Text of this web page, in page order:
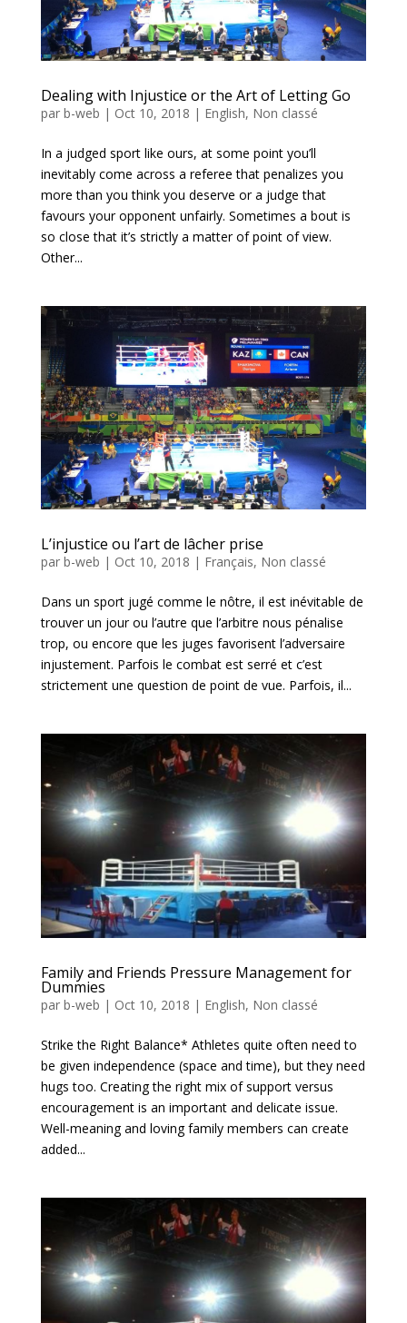
Dealing with Injustice or the Art of Letting Go
par b-web | Oct 10, 2018 | English, Non classé
In a judged sport like ours, at some point you’ll
inevitably come across a referee that penalizes you
more than you think you deserve or a judge that
favours your opponent unfairly. Sometimes a bout is
so close that it’s strictly a matter of point of view.
Other...
L’injustice ou l’art de lâcher prise
par b-web | Oct 10, 2018 | Français, Non classé
Dans un sport jugé comme le nôtre, il est inévitable de
trouver un jour ou l’autre que l’arbitre nous pénalise
trop, ou encore que les juges favorisent l’adversaire
injustement. Parfois le combat est serré et c’est
strictement une question de point de vue. Parfois, il...
Family and Friends Pressure Management for
Dummies
par b-web | Oct 10, 2018 | English, Non classé
Strike the Right Balance* Athletes quite often need to
be given independence (space and time), but they need
hugs too. Creating the right mix of support versus
encouragement is an important and delicate issue.
Well-meaning and loving family members can create
added...